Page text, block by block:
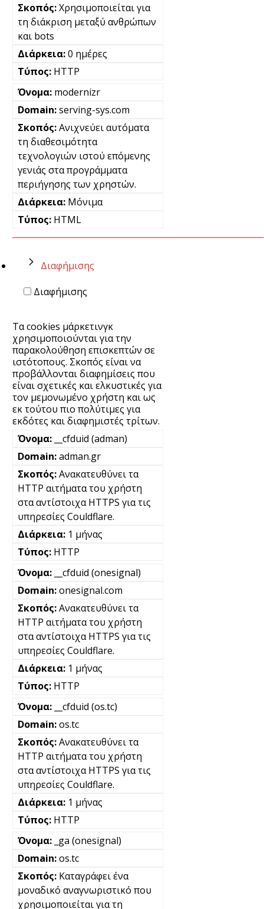
Χρησιμοποιείται για
τη διάκριση μεταξύ ανθρώπων
και bots
0 ημέρες
HTTP
modernizr
serving-sys.com
Ανιχνεύει αυτόματα
τη διαθεσιμότητα
τεχνολογιών ιστού επόμενης
γενιάς στα προγράμματα
περιήγησης των χρηστών.
Μόνιμα
HTML
Διαφήμισης
Διαφήμισης
Τα cookies μάρκετινγκ
χρησιμοποιούνται για την
παρακολούθηση επισκεπτών σε
ιστότοπους. Σκοπός είναι να
προβάλλονται διαφημίσεις που
είναι σχετικές και ελκυστικές για
τον μεμονωμένο χρήστη και ως
εκ τούτου πιο πολύτιμες για
εκδότες και διαφημιστές τρίτων.
__cfduid (adman)
adman.gr
Ανακατευθύνει τα
HTTP αιτήματα του χρήστη
στα αντίστοιχα HTTPS για τις
υπηρεσίες Couldflare.
1 μήνας
HTTP
__cfduid (onesignal)
onesignal.com
Ανακατευθύνει τα
HTTP αιτήματα του χρήστη
στα αντίστοιχα HTTPS για τις
υπηρεσίες Couldflare.
1 μήνας
HTTP
__cfduid (os.tc)
os.tc
Ανακατευθύνει τα
HTTP αιτήματα του χρήστη
στα αντίστοιχα HTTPS για τις
υπηρεσίες Couldflare.
1 μήνας
HTTP
_ga (onesignal)
os.tc
Καταγράφει ένα
μοναδικό αναγνωριστικό που
χρησιμοποιείται για τη